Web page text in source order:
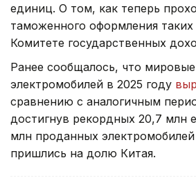
единиц. О том, как теперь
таможенного оформления таких
Комитете государственных
Ранее сообщалось, что
электромобилей в 2025 году
сравнению с аналогичным
достигнув рекордных 20,7 млн
млн проданных
пришлись на долю Китая.